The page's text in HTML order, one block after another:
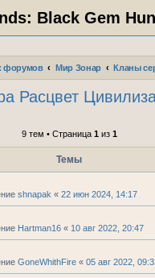
Black Gem
форумов Мир Зонар
Расцвет
9 тем • Страница 1из 1
Темы
shnapak « 22 июн 2024, 14:17
Hartman16 « 10 авг 2022, 20:47
GoneWhithFire « 05 авг 2022,